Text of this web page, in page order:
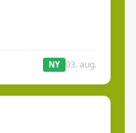
NY 03. aug.